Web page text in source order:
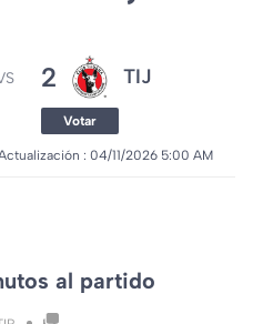
2 TIJ
Votar
: 04/11/2026 5:00 AM
al partido